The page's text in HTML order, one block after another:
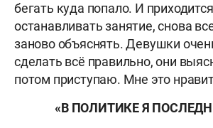
бегать куда попало. И приходится
останавливать занятие, снова
заново объяснять. Девушки
сделать всё правильно, они
потом приступаю. Мне это
«В ПОЛИТИКЕ Я